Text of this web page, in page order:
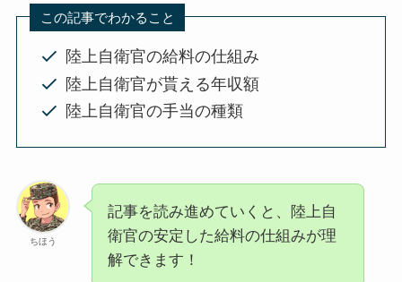
この記事でわかること
陸上自衛官の給料の仕組み
陸上自衛官が貰える年収額
陸上自衛官の手当の種類
ちほう
記事を読み進めていくと、陸上自
衛官の安定した給料の仕組みが理
解できます！